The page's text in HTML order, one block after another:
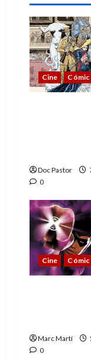
Cine Cómic
Doc Pastor
0
Cine Cómic
Marc Martí
0